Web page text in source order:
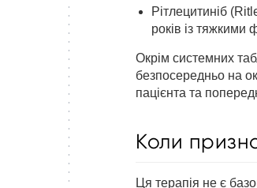
Рітлецитиніб
років із
Окрім системних
безпосередньо на
пацієнта та
Коли
Ця терапія не є